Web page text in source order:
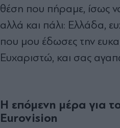
θέση που πήραμε, ίσως
αλλά και πάλι: Ελλάδα,
που μου έδωσες την
Ευχαριστώ, και σας
Η επόμενη μέρα για
Eurovision